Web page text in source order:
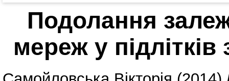
Подолання
мереж у